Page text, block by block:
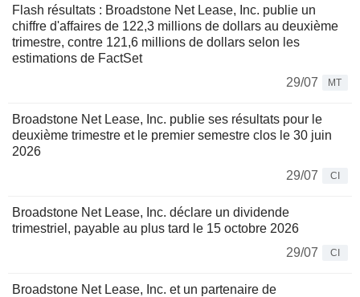
Flash résultats : Broadstone Net Lease, Inc. publie un
chiffre d'affaires de 122,3 millions de dollars au deuxième
trimestre, contre 121,6 millions de dollars selon les
estimations de FactSet
29/07
MT
Broadstone Net Lease, Inc. publie ses résultats pour le
deuxième trimestre et le premier semestre clos le 30 juin
2026
29/07
CI
Broadstone Net Lease, Inc. déclare un dividende
trimestriel, payable au plus tard le 15 octobre 2026
29/07
CI
Broadstone Net Lease, Inc. et un partenaire de